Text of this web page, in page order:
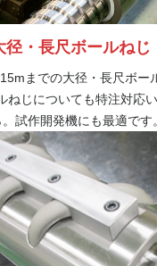
径・長尺ボールねじ
までの大径・長尺ボー
ねじについても特注対応
試作開発機にも最適です。